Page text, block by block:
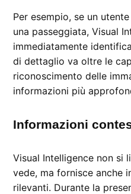
Per esempio, se un
una passeggiata, Visual
immediatamente
di dettaglio va oltre le
riconoscimento delle
informazioni più
Informazioni
Visual Intelligence non si
vede, ma fornisce anche
rilevanti. Durante la